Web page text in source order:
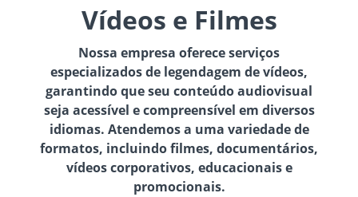
Vídeos e Filmes
Nossa empresa oferece serviços
especializados de legendagem de vídeos,
garantindo que seu conteúdo audiovisual
seja acessível e compreensível em diversos
idiomas. Atendemos a uma variedade de
formatos, incluindo filmes, documentários,
vídeos corporativos, educacionais e
promocionais.